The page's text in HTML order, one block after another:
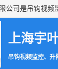
上海宇
吊钩视频监控、升